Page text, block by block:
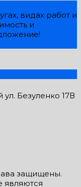
видах работ и
и
Безуленко 17В
защищены.
являются